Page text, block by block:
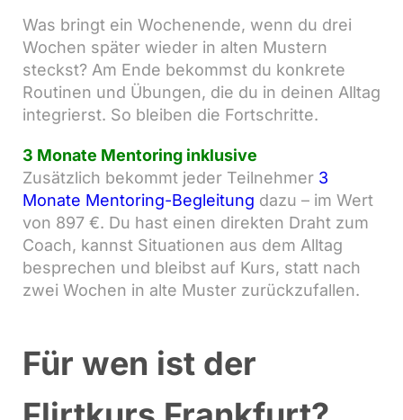
Was bringt ein Wochenende, wenn du drei
Wochen später wieder in alten Mustern
steckst? Am Ende bekommst du konkrete
Routinen und Übungen, die du in deinen Alltag
integrierst. So bleiben die Fortschritte.
3 Monate Mentoring inklusive
Zusätzlich bekommt jeder Teilnehmer 3
Monate Mentoring-Begleitung dazu – im Wert
von 897 €. Du hast einen direkten Draht zum
Coach, kannst Situationen aus dem Alltag
besprechen und bleibst auf Kurs, statt nach
zwei Wochen in alte Muster zurückzufallen.
Für wen ist der